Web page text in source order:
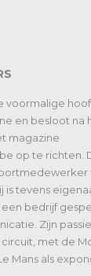
voormalige
en besloot na
magazine
op te richten.
is tevens
bedrijf
Zijn
circuit, met de
Mans als